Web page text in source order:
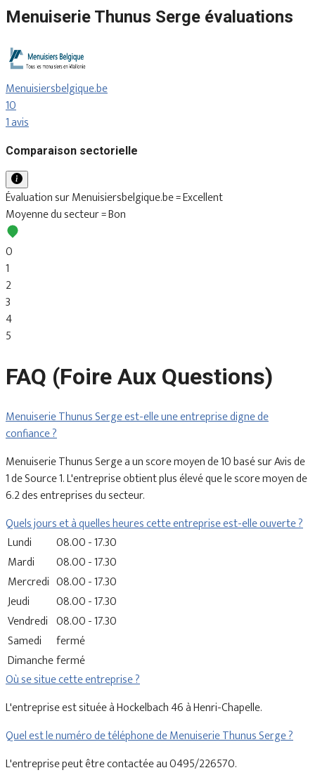
Menuiserie Thunus Serge évaluations
Menuisiersbelgique.be
10
1 avis
Comparaison sectorielle
Évaluation sur Menuisiersbelgique.be = Excellent
Moyenne du secteur = Bon
0
1
2
3
4
5
FAQ (Foire Aux Questions)
Menuiserie Thunus Serge est-elle une entreprise digne de
confiance ?
Menuiserie Thunus Serge a un score moyen de 10 basé sur Avis de
1 de Source 1. L'entreprise obtient plus élevé que le score moyen de
6.2 des entreprises du secteur.
Quels jours et à quelles heures cette entreprise est-elle ouverte ?
Lundi
08.00 - 17.30
Mardi
08.00 - 17.30
Mercredi 08.00 - 17.30
Jeudi
08.00 - 17.30
Vendredi 08.00 - 17.30
Samedi
fermé
Dimanchefermé
Où se situe cette entreprise ?
L'entreprise est située à Hockelbach 46 à Henri-Chapelle.
Quel est le numéro de téléphone de Menuiserie Thunus Serge ?
L'entreprise peut être contactée au 0495/226570.